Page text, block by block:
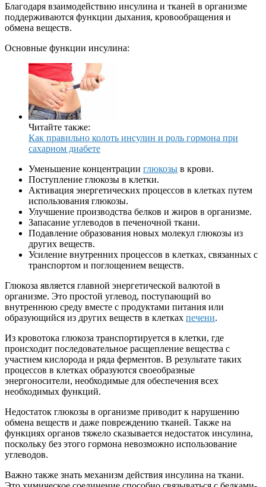
Благодаря взаимодействию инсулина и тканей в организме
поддерживаются функции дыхания, кровообращения и
обмена веществ.
Основные функции инсулина:
Читайте также:
Как правильно колоть инсулин и роль гормона при
сахарном диабете
Уменьшение концентрации глюкозы в крови.
Поступление глюкозы в клетки.
Активация энергетических процессов в клетках путем
использования глюкозы.
Улучшение производства белков и жиров в организме.
Запасание углеводов в печеночной ткани.
Подавление образования новых молекул глюкозы из
других веществ.
Усиление внутренних процессов в клетках, связанных с
транспортом и поглощением веществ.
Глюкоза является главной энергетической валютой в
организме. Это простой углевод, поступающий во
внутреннюю среду вместе с продуктами питания или
образующийся из других веществ в клетках печени.
Из кровотока глюкоза транспортируется в клетки, где
происходит последовательное расщепление вещества с
участием кислорода и ряда ферментов. В результате таких
процессов в клетках образуются своеобразные
энергоносители, необходимые для обеспечения всех
необходимых функций.
Недостаток глюкозы в организме приводит к нарушению
обмена веществ и даже повреждению тканей. Также на
функциях органов тяжело сказывается недостаток инсулина,
поскольку без этого гормона невозможно использование
углеводов.
Важно также знать механизм действия инсулина на ткани.